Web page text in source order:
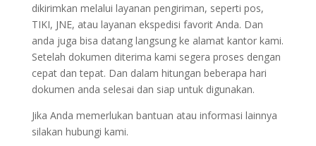
dikirimkan melalui layanan pengiriman, seperti pos,
TIKI, JNE, atau layanan ekspedisi favorit Anda. Dan
anda juga bisa datang langsung ke alamat kantor kami.
Setelah dokumen diterima kami segera proses dengan
cepat dan tepat. Dan dalam hitungan beberapa hari
dokumen anda selesai dan siap untuk digunakan.
Jika Anda memerlukan bantuan atau informasi lainnya
silakan hubungi kami.